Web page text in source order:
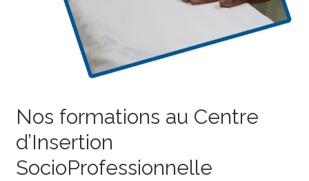
Nos formations au Centre
d’Insertion
SocioProfessionnelle